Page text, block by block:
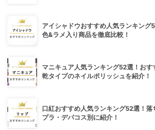
アイシャドウおすすめ人気ランキング
色&ラメ入り商品を徹底比較！
マニキュア人気ランキング52選！おす
乾タイプのネイルポリッシュを紹介！
口紅おすすめ人気ランキング52選！落
プラ・デパコス別に紹介！